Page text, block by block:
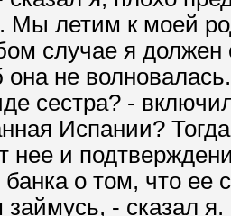
Мы летим к моей
случае я должен
не
сестра? -
Испании?
нее и
о том, что ее
- сказал